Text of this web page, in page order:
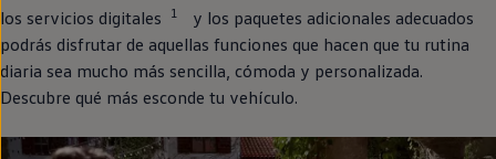
los servicios digitales
1
y los paquetes adicionales adecuados
podrás disfrutar de aquellas funciones que hacen que tu rutina
diaria sea mucho más sencilla, cómoda y personalizada.
Descubre qué más esconde tu vehículo.